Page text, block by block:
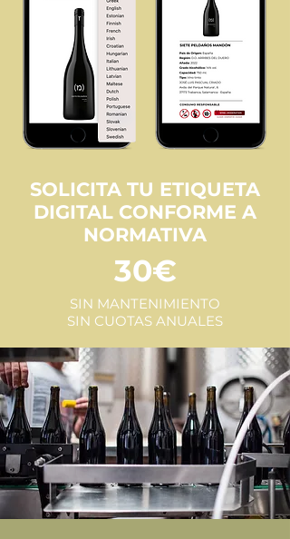
SOLICITA TU ETIQUETA
DIGITAL CONFORME A
NORMATIVA
30€
SIN MANTENIMIENTO
SIN CUOTAS ANUALES